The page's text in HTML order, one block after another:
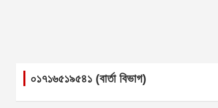
০১৭১৬৫১৯৫৪১ (বার্তা বিভাগ)